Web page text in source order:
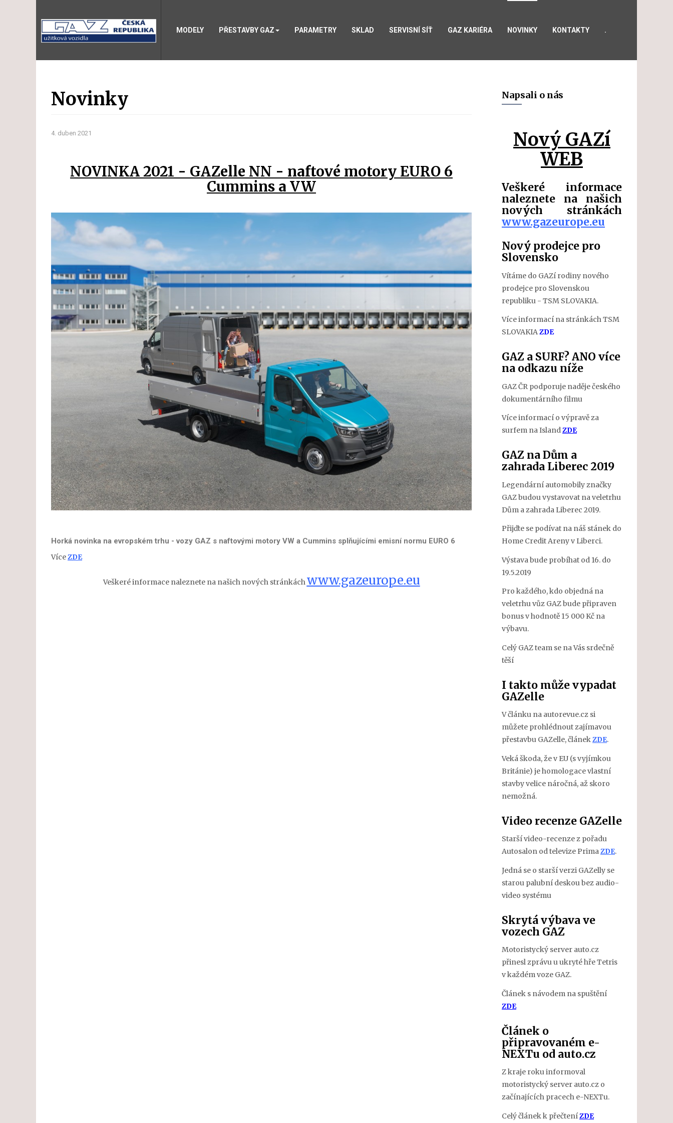
MODELY PŘESTAVBY GAZ PARAMETRY SKLAD SERVISNÍ SÍŤ GAZ KARIÉRA NOVINKY KONTAKTY .
Novinky
4. duben 2021
NOVINKA 2021 - GAZelle NN - naftové motory EURO 6
Cummins a VW
Horká novinka na evropském trhu - vozy GAZ s naftovými motory VW a Cummins splňujícími emisní normu EURO 6
VíceZDE
Veškeré informace naleznete na našich nových stránkáchwww.gazeurope.eu
Napsali o nás
Nový GAZí
WEB
Veškeré informace
naleznete na našich
nových stránkách
www.gazeurope.eu
Nový prodejce pro
Slovensko
Vítáme do GAZí rodiny nového
prodejce pro Slovenskou
republiku - TSM SLOVAKIA.
Více informací na stránkách TSM
SLOVAKIAZDE
GAZ a SURF? ANO více
na odkazu níže
GAZ ČR podporuje naděje českého
dokumentárního filmu
Více informací o výpravě za
surfem na IslandZDE
GAZ na Dům a
zahrada Liberec 2019
Legendární automobily značky
GAZ budou vystavovat na veletrhu
Dům a zahrada Liberec 2019.
Přijďte se podívat na náš stánek do
Home Credit Areny v Liberci.
Výstava bude probíhat od 16. do
19.5.2019
Pro každého, kdo objedná na
veletrhu vůz GAZ bude připraven
bonus v hodnotě 15 000 Kč na
výbavu.
Celý GAZ team se na Vás srdečně
těší
I takto může vypadat
GAZelle
V článku na autorevue.cz si
můžete prohlédnout zajímavou
přestavbu GAZelle, článekZDE.
Veká škoda, že v EU (s vyjímkou
Británie) je homologace vlastní
stavby velice náročná, až skoro
nemožná.
Video recenze GAZelle
Starší video-recenze z pořadu
Autosalon od televize PrimaZDE.
Jedná se o starší verzi GAZelly se
starou palubní deskou bez audio-
video systému
Skrytá výbava ve
vozech GAZ
Motoristycký server auto.cz
přinesl zprávu u ukryté hře Tetris
v každém voze GAZ.
Článek s návodem na spuštění
ZDE
Článek o
připravovaném e-
NEXTu od auto.cz
Z kraje roku informoval
motoristycký server auto.cz o
začínajících pracech e-NEXTu.
Celý článek k přečteníZDE